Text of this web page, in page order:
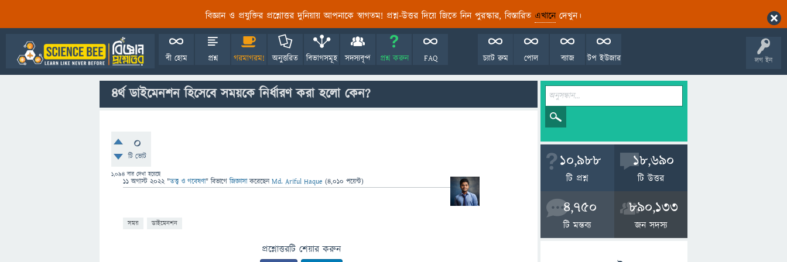
বিজ্ঞান ও প্রযুক্তির প্রশ্নোত্তর দুনিয়ায় আপনাকে স্বাগতম! প্রশ্ন-উত্তর দিয়ে জিতে নিন পুরস্কার, বিস্তারিত এখানেদেখুন।
লগ ইন
বী হোম প্রশ্ন গরমাগরম! অনুত্তরিত বিভাগসমূহ সদস্যবৃন্দ প্রশ্ন করুন FAQ টপ ইউজার
ব্যাজ
পোল
চ্যাট রুম
৪র্থ ডাইমেনশন হিসেবে সময়কে নির্ধারণ করা হলো কেন?
0
টি ভোট
1,094 বার দেখা হয়েছে
11 অগাস্ট 2022 "তত্ত্ব ও গবেষণা" বিভাগে জিজ্ঞাসাকরেছেনMd. Ariful Haque (4,010 পয়েন্ট)
সময় ডাইমেনশন
প্রশ্নোত্তরটি শেয়ার করুন
10,988
টি প্রশ্ন
18,690
টি উত্তর
4,750
টি মন্তব্য
890,133
জন সদস্য